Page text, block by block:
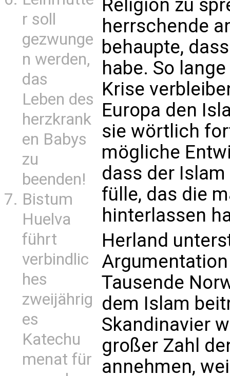
r soll
gezwunge
n werden,
das
Leben des
herzkrank
en Babys
zu
beenden!
Bistum
Huelva
führt
verbindlic
hes
zweijährig
es
Katechu
menat für
Religion zu
herrschende
behaupte,
habe. So
Krise
Europa den
sie wörtlich
mögliche
dass der
fülle, das die
hinterlassen
Herland
Tausende
dem Islam
Skandinavier
großer Zahl
annehmen,